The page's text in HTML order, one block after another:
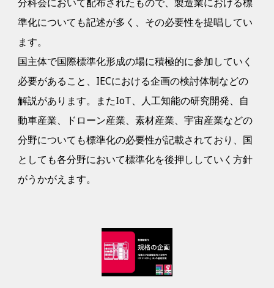
準化についても記述が多く、その必要性を提唱してい
ます。
国主体で国際標準化形成の場に積極的に参加していく
必要があること、IECにおける企画の検討体制などの
解説があります。またIoT、人工知能の研究開発、自
動車産業、ドローン産業、素材産業、宇宙産業などの
分野についても標準化の必要性が記載されており、国
としても各分野において標準化を後押ししていく方針
がうかがえます。